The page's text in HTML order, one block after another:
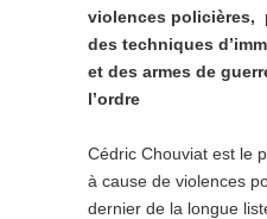
violences policières,
des techniques
et des armes de
l’ordre
Cédric Chouviat est le
à cause de violences
dernier de la longue